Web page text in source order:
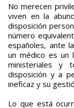
No merecen
viven en la
disposición
número
españoles, ante
un médico es un
ministeriales y
disposición y a
ineficaz y su
Lo que está